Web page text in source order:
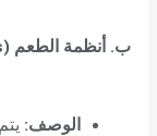
ب. أنظمة الطعم (Bait Systems)
الوصف: